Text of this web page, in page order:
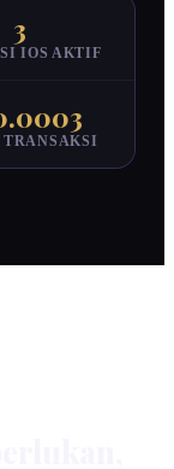
3
IOS AKTIF
TRANSAKSI